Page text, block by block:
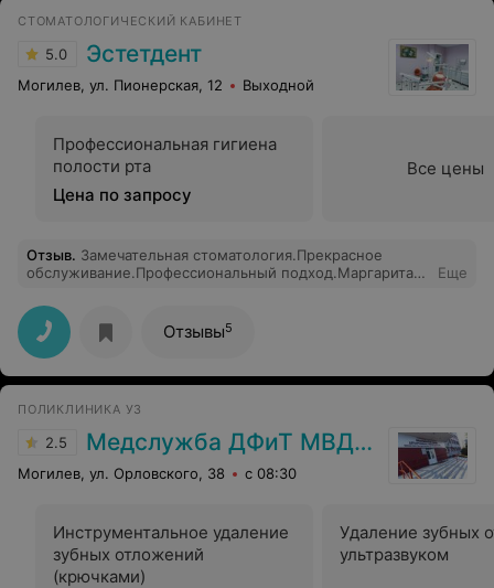
стоматолога. И большое спасибо девушкам на
ресепшене за внимательность и всегда
доброжелательность по отношению к пациентам
клиники.
СТОМАТОЛОГИЧЕСКИЙ КАБИНЕТ
5.0 Эстетдент
Могилев, ул. Пионерская, 12 Выходной
Профессиональная гигиена
полости рта
Цена по запросу
Все цены
Отзыв. Замечательная стоматология.Прекрасное
обслуживание.Профессиональный подход.Маргарита
материалы и индивидуальный подход к каждому
клиенту.Цены доступные Я очень довольна ,теперь
всем советую.Здоровья вам и успехов во всех
начинаниях.)))Спасибо вам огромное за ваш труд.)))
Еще
Отзывы5
ПОЛИКЛИНИКА УЗ
2.5 Медслужба ДФиТ МВД РБ Могилева
Могилев, ул. Орловского, 38 с 08:30
Инструментальное удаление
зубных отложений
(крючками)
Удаление зубных
ультразвуком